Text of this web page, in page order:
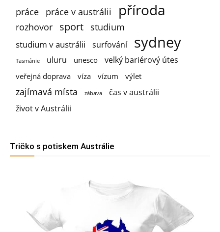
práce práce v austrálii příroda
rozhovor sport studium
studium v austrálii surfování sydney
Tasmánie uluru unesco velký bariérový útes
veřejná doprava víza vízum výlet
zajímavá místa zábava
čas v austrálii
život v Austrálii
Tričko s potiskem Austrálie